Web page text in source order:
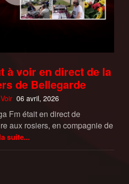
à voir en direct de la
de Bellegarde
06 avril, 2026
Fm était en direct de
aux rosiers, en compagnie de
suite...